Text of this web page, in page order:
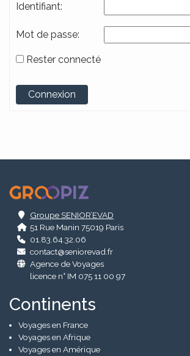
Identifiant:
Mot de passe:
Rester connecté
Alternative:
Connexion
Groupe SENIOR’EVAD
51 Rue Manin 75019 Paris
01.83.64.32.06
contact@seniorevad.fr
Agence de Voyages
licence n° IM 075 11 00 97
Continents
Voyages en France
Voyages en Afrique
Voyages en Amérique